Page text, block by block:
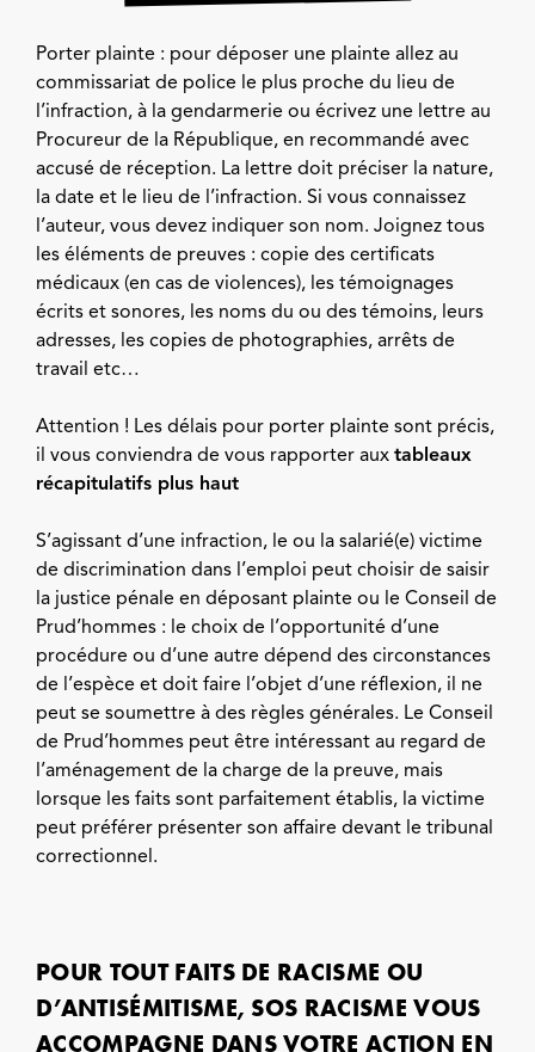
Porter plainte : pour déposer une plainte allez au
commissariat de police le plus proche du lieu de
l’infraction, à la gendarmerie ou écrivez une lettre au
Procureur de la République, en recommandé avec
accusé de réception. La lettre doit préciser la nature,
la date et le lieu de l’infraction. Si vous connaissez
l’auteur, vous devez indiquer son nom. Joignez tous
les éléments de preuves : copie des certificats
médicaux (en cas de violences), les témoignages
écrits et sonores, les noms du ou des témoins, leurs
adresses, les copies de photographies, arrêts de
travail etc…
Attention ! Les délais pour porter plainte sont précis,
il vous conviendra de vous rapporter aux tableaux
récapitulatifs plus haut
S’agissant d’une infraction, le ou la salarié(e) victime
de discrimination dans l’emploi peut choisir de saisir
la justice pénale en déposant plainte ou le Conseil de
Prud’hommes : le choix de l’opportunité d’une
procédure ou d’une autre dépend des circonstances
de l’espèce et doit faire l’objet d’une réflexion, il ne
peut se soumettre à des règles générales. Le Conseil
de Prud’hommes peut être intéressant au regard de
l’aménagement de la charge de la preuve, mais
lorsque les faits sont parfaitement établis, la victime
peut préférer présenter son affaire devant le tribunal
correctionnel.
POUR TOUT FAITS DE RACISME OU
D’ANTISÉMITISME, SOS RACISME VOUS
ACCOMPAGNE DANS VOTRE ACTION EN